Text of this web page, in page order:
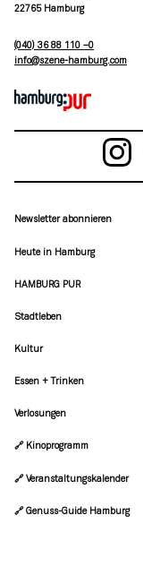
22765 Hamburg
(040) 36 88 110 –0
moc.grubmah-enezs@ofni
Newsletter abonnieren
Heute in Hamburg
HAMBURG PUR
Stadtleben
Kultur
Essen + Trinken
Verlosungen
🔗 Kinoprogramm
🔗 Veranstaltungskalender
🔗 Genuss-Guide Hamburg